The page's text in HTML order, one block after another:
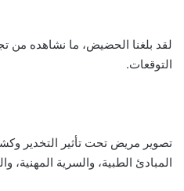
لقد بلغنا الحضيض، ما نشاهده من
التوقعات.
تصوير مريض تحت تأثير التخدير
المبادئ الطبية، والسرية المهنية،